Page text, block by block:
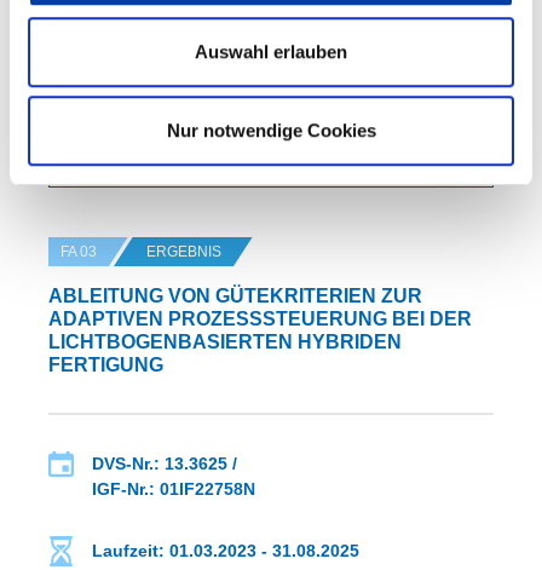
Auswahl erlauben
Nur notwendige Cookies
WEITERE INFORMATIONEN
FA 03 ERGEBNIS
ABLEITUNG VON GÜTEKRITERIEN ZUR
ADAPTIVEN PROZESSSTEUERUNG BEI DER
LICHTBOGENBASIERTEN HYBRIDEN
FERTIGUNG
DVS-Nr.: 13.3625 /
IGF-Nr.: 01IF22758N
Laufzeit: 01.03.2023 - 31.08.2025